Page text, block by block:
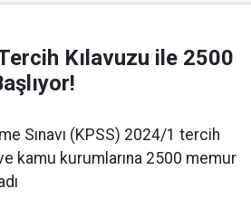
Kılavuzu ile 2500
Sınavı (KPSS) 2024/1 tercih
ve kamu kurumlarına 2500 memur